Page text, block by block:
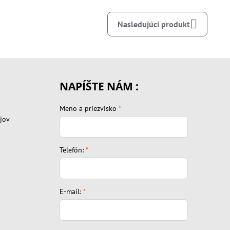
Nasledujúci produkt
NAPÍŠTE NÁM :
Meno a priezvisko*
Telefón:*
E-mail:*